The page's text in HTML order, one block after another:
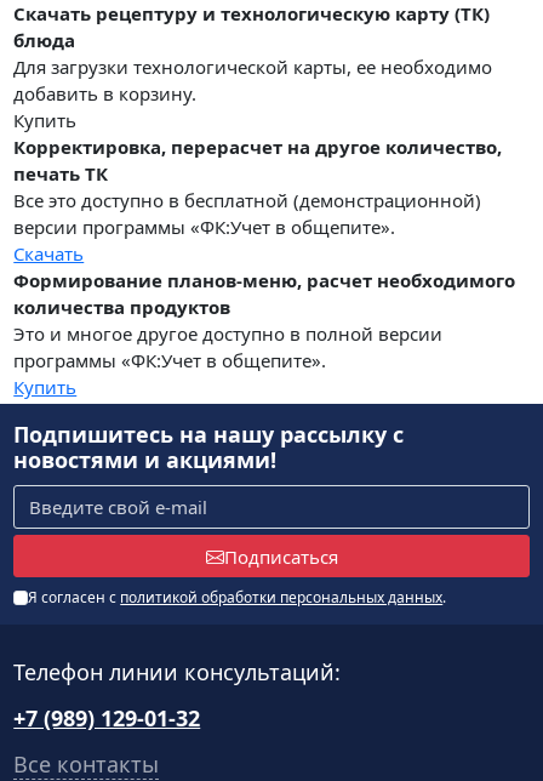
Скачать рецептуру и технологическую карту (ТК)
блюда
Для загрузки технологической карты, ее необходимо
добавить в корзину.
Купить
Корректировка, перерасчет на другое количество,
печать ТК
Все это доступно в бесплатной (демонстрационной)
версии программы «ФК:Учет в общепите».
Скачать
Формирование планов-меню, расчет необходимого
количества продуктов
Это и многое другое доступно в полной версии
программы «ФК:Учет в общепите».
Купить
Подпишитесь на нашу рассылкус
новостями и акциями!
Подписаться
Я согласен с политикой обработки персональных данных.
Телефон линии консультаций:
+7 (989) 129-01-32
Все контакты